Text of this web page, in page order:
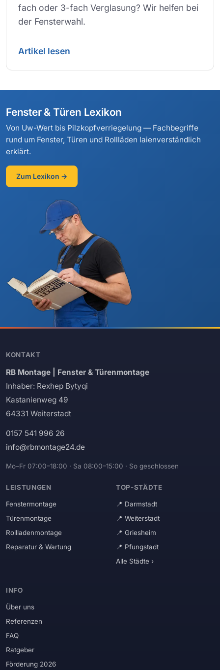
fach oder 3-fach Verglasung? Wir helfen bei
der Fensterwahl.
Artikel lesen
Fenster & Türen Lexikon
Von Uw-Wert bis Pilzkopfverriegelung — Fachbegriffe
rund um Fenster, Türen und Rollläden laienverständlich
erklärt.
Zum Lexikon →
KONTAKT
RB Montage | Fenster & Türenmontage
Inhaber: Rexhep Bytyqi
Kastanienweg 49
64331 Weiterstadt
0157 541 996 26
info@rbmontage24.de
Mo–Fr 07:00–18:00 · Sa 08:00–15:00 · So geschlossen
LEISTUNGEN
Fenstermontage
Türenmontage
Rollladenmontage
Reparatur & Wartung
TOP-STÄDTE
Darmstadt
Weiterstadt
Griesheim
Pfungstadt
Alle Städte ›
INFO
Über uns
Referenzen
FAQ
Ratgeber
Förderung 2026